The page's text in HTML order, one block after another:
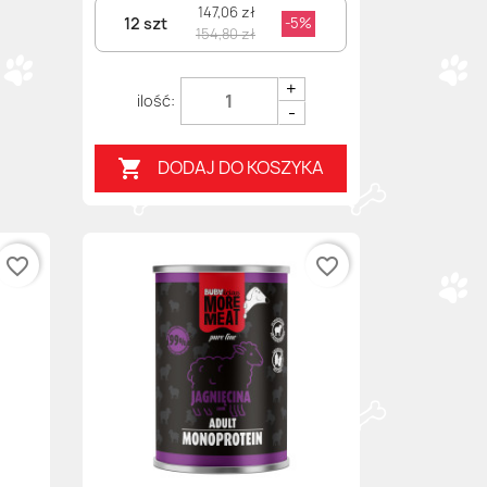
12 szt
147,06 zł
154,80 zł
-5%
+
-
 DODAJ DO KOSZYKA
favorite_border favorite_border